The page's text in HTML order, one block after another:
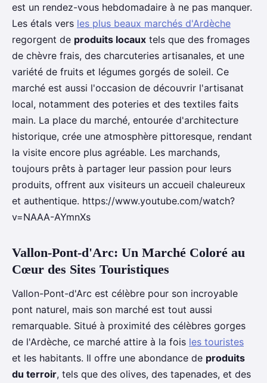
est un rendez-vous hebdomadaire à ne pas manquer.
Les étals vers les plus beaux marchés d'Ardèche
regorgent de produits locaux tels que des fromages
de chèvre frais, des charcuteries artisanales, et une
variété de fruits et légumes gorgés de soleil. Ce
marché est aussi l'occasion de découvrir l'artisanat
local, notamment des poteries et des textiles faits
main. La place du marché, entourée d'architecture
historique, crée une atmosphère pittoresque, rendant
la visite encore plus agréable. Les marchands,
toujours prêts à partager leur passion pour leurs
produits, offrent aux visiteurs un accueil chaleureux
et authentique. https://www.youtube.com/watch?
v=NAAA-AYmnXs
Vallon-Pont-d'Arc: Un Marché Coloré au
Cœur des Sites Touristiques
Vallon-Pont-d'Arc est célèbre pour son incroyable
pont naturel, mais son marché est tout aussi
remarquable. Situé à proximité des célèbres gorges
de l'Ardèche, ce marché attire à la fois les touristes
et les habitants. Il offre une abondance de produits
du terroir, tels que des olives, des tapenades, et des